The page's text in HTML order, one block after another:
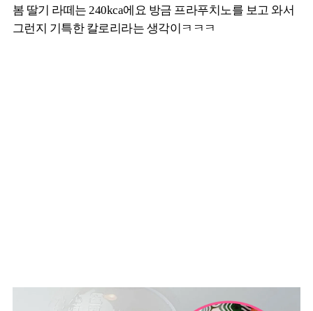
봄 딸기 라떼는 240kca에요 방금 프라푸치노를 보고 와서
그런지 기특한 칼로리라는 생각이ㅋㅋㅋ